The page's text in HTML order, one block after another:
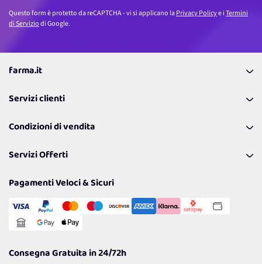
Questo form è protetto da reCAPTCHA - vi si applicano laPrivacy Policye iTermini
di Serviziodi Google.
farma.it
Coupon
Lavora con noi
Politiche per la parità di genere
Servizi clienti
Richiamami
Resi
Condizioni di vendita
Spedizioni
Cookie Policy
Gestisci Cookie
Servizi Offerti
Reso Facile e Veloce
Pagamenti Veloci & Sicuri
Consegna Gratuita in 24/72h